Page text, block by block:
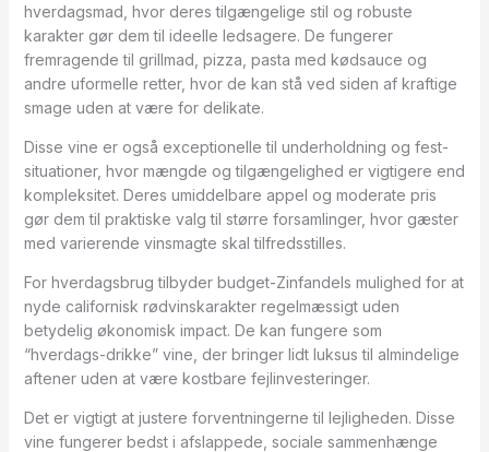
hverdagsmad, hvor deres tilgængelige stil og robuste
karakter gør dem til ideelle ledsagere. De fungerer
fremragende til grillmad, pizza, pasta med kødsauce og
andre uformelle retter, hvor de kan stå ved siden af kraftige
smage uden at være for delikate.
Disse vine er også exceptionelle til underholdning og fest-
situationer, hvor mængde og tilgængelighed er vigtigere end
kompleksitet. Deres umiddelbare appel og moderate pris
gør dem til praktiske valg til større forsamlinger, hvor gæster
med varierende vinsmagte skal tilfredsstilles.
For hverdagsbrug tilbyder budget-Zinfandels mulighed for at
nyde californisk rødvinskarakter regelmæssigt uden
betydelig økonomisk impact. De kan fungere som
“hverdags-drikke” vine, der bringer lidt luksus til almindelige
aftener uden at være kostbare fejlinvesteringer.
Det er vigtigt at justere forventningerne til lejligheden. Disse
vine fungerer bedst i afslappede, sociale sammenhænge